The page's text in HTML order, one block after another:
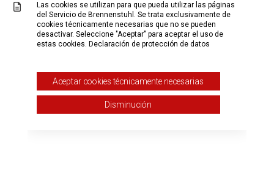
Formas de pago aceptadas en la tienda online
Las cookies se utilizan para que pueda utilizar las páginas
del Servicio de Brennenstuhl. Se trata exclusivamente de
cookies técnicamente necesarias que no se pueden
desactivar. Seleccione "Aceptar" para aceptar el uso de
estas cookies. Declaración de protección de datos
Aceptar cookies técnicamente necesarias
Disminución